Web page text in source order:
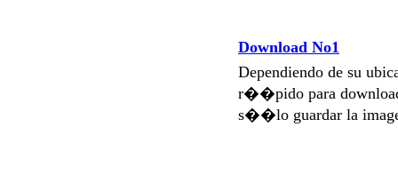
Download No1
Dependiendo de su
r��pido para
s��lo guardar la